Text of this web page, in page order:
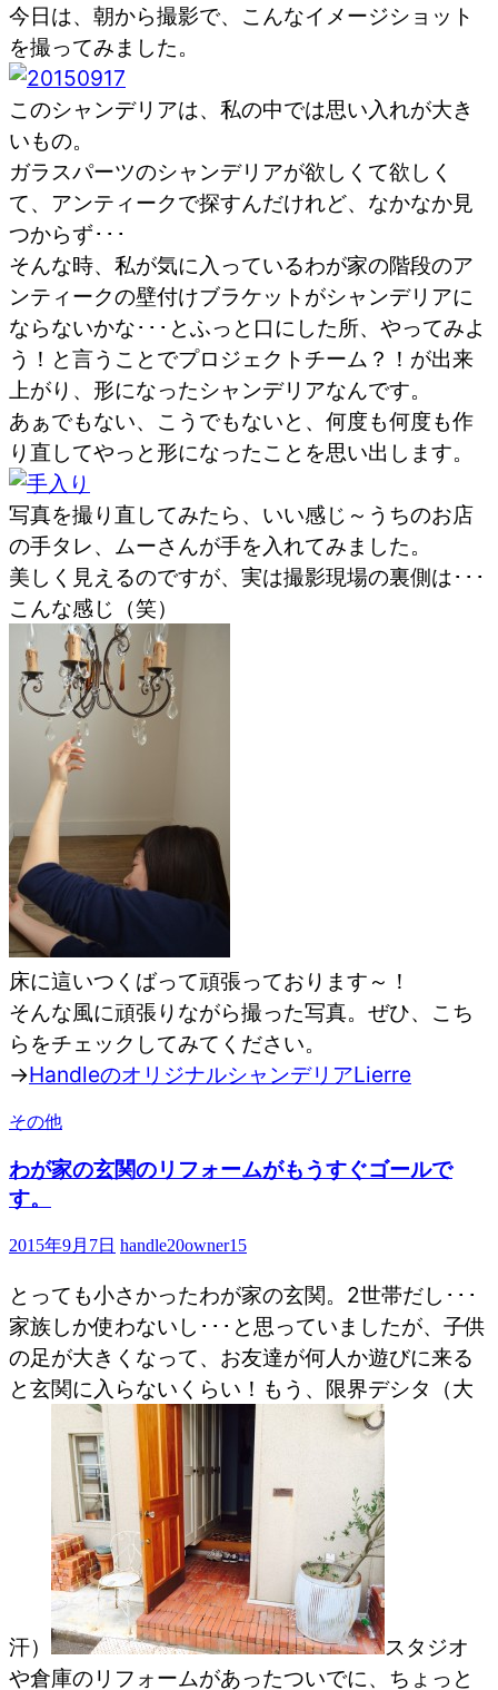
今日は、朝から撮影で、こんなイメージショット
を撮ってみました。
このシャンデリアは、私の中では思い入れが大き
いもの。
ガラスパーツのシャンデリアが欲しくて欲しく
て、アンティークで探すんだけれど、なかなか見
つからず･･･
そんな時、私が気に入っているわが家の階段のア
ンティークの壁付けブラケットがシャンデリアに
ならないかな･･･とふっと口にした所、やってみよ
う！と言うことでプロジェクトチーム？！が出来
上がり、形になったシャンデリアなんです。
あぁでもない、こうでもないと、何度も何度も作
り直してやっと形になったことを思い出します。
写真を撮り直してみたら、いい感じ～うちのお店
の手タレ、ムーさんが手を入れてみました。
美しく見えるのですが、実は撮影現場の裏側は･･･
こんな感じ（笑）
床に這いつくばって頑張っております～！
そんな風に頑張りながら撮った写真。ぜひ、こち
らをチェックしてみてください。
→HandleのオリジナルシャンデリアLierre
その他
わが家の玄関のリフォームがもうすぐゴールで
す。
2015年9月7日 handle20owner15
とっても小さかったわが家の玄関。2世帯だし･･･
家族しか使わないし･･･と思っていましたが、子供
の足が大きくなって、お友達が何人か遊びに来る
と玄関に入らないくらい！もう、限界デシタ（大
汗）
スタジオ
や倉庫のリフォームがあったついでに、ちょっと